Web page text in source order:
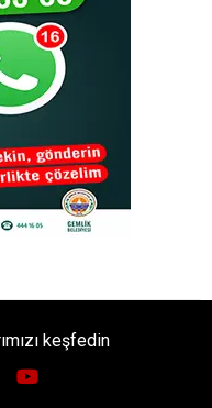
keşfedin